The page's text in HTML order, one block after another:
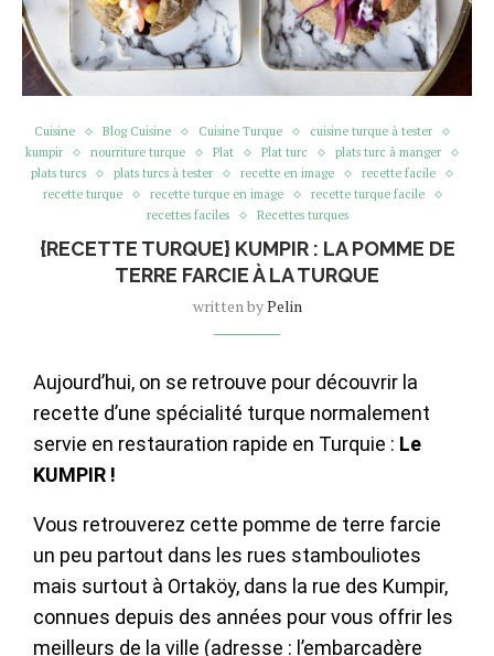
Cuisine Blog Cuisine Cuisine Turque
cuisine turque à tester
kumpir
nourriture turque Plat Plat turc
plats turc à manger
plats turcs
plats turcs à tester recette en image
recette facile
recette turque
recette turque en image
recette turque facile
recettes faciles
Recettes turques
{RECETTE TURQUE} KUMPIR : LA POMME DE
TERRE FARCIE À LA TURQUE
written byPelin
Aujourd’hui, on se retrouve pour découvrir la
recette d’une spécialité turque normalement
servie en restauration rapide en Turquie : Le
KUMPIR !
Vous retrouverez cette pomme de terre farcie
un peu partout dans les rues stambouliotes
mais surtout à Ortaköy, dans la rue des Kumpir,
connues depuis des années pour vous offrir les
meilleurs de la ville (adresse : l’embarcadère